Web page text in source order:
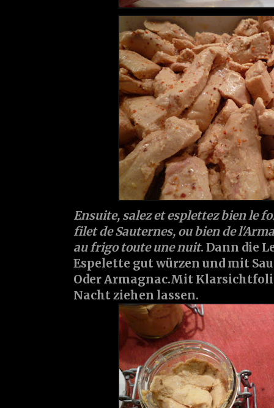
Ensuite, salez et esplettez bien le
filet de Sauternes, ou bien de
au frigo toute une nuit. Dann die
Espelette gut würzen und mit
Oder Armagnac.Mit
Nacht ziehen lassen.